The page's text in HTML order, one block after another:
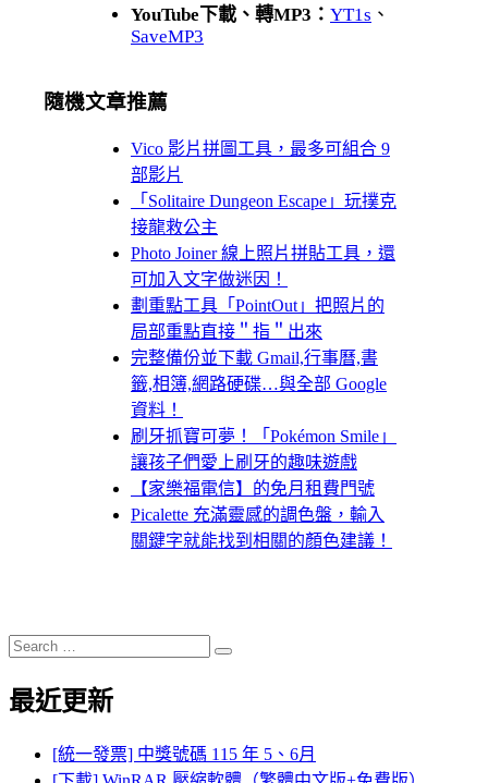
YouTube下載、轉MP3： YT1s 、
SaveMP3
隨機文章推薦
Vico 影片拼圖工具，最多可組合 9
部影片
「Solitaire Dungeon Escape」玩撲克
接龍救公主
Photo Joiner 線上照片拼貼工具，還
可加入文字做迷因！
劃重點工具「PointOut」把照片的
局部重點直接＂指＂出來
完整備份並下載 Gmail,行事曆,書
籤,相簿,網路硬碟…與全部 Google
資料！
刷牙抓寶可夢！「Pokémon Smile」
讓孩子們愛上刷牙的趣味遊戲
【家樂福電信】的免月租費門號
Picalette 充滿靈感的調色盤，輸入
關鍵字就能找到相關的顏色建議！
Search
for:
Search
最近更新
[統一發票] 中獎號碼 115 年 5、6月